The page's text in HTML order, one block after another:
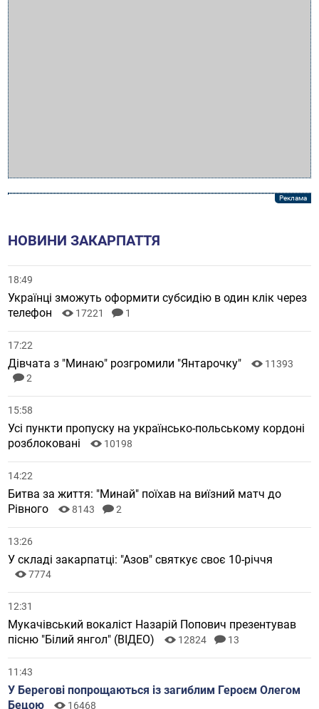
НОВИНИ ЗАКАРПАТТЯ
18:49
Українці зможуть оформити субсидію в один клік через
телефон
17221 1
17:22
Дівчата з "Минаю" розгромили "Янтарочку"
11393
2
15:58
Усі пункти пропуску на українсько-польському кордоні
розблоковані
10198
14:22
Битва за життя: "Минай" поїхав на виїзний матч до
Рівного
8143 2
13:26
У складі закарпатці: "Азов" святкує своє 10-річчя
7774
12:31
Мукачівський вокаліст Назарій Попович презентував
пісню "Білий янгол" (ВІДЕО)
12824 13
11:43
У Берегові попрощаються із загиблим Героєм Олегом
Бецою
16468